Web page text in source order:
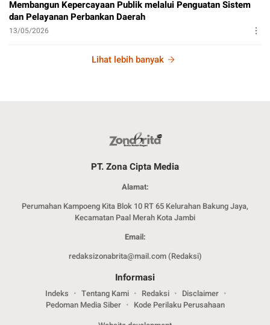
Membangun Kepercayaan Publik melalui Penguatan Sistem
dan Pelayanan Perbankan Daerah
13/05/2026
Lihat lebih banyak
PT. Zona Cipta Media
Alamat:
Perumahan Kampoeng Kita Blok 10 RT 65 Kelurahan Bakung Jaya,
Kecamatan Paal Merah Kota Jambi
Email:
redaksizonabrita@mail.com (Redaksi)
Informasi
Indeks Tentang Kami Redaksi
Disclaimer
Pedoman Media Siber
Kode Perilaku Perusahaan